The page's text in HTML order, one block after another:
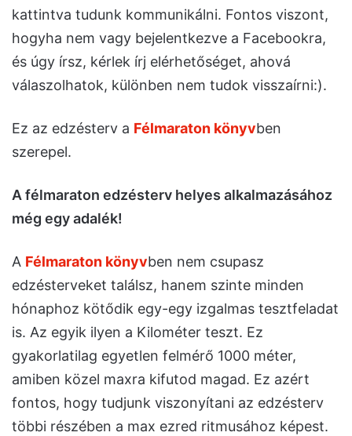
kattintva tudunk kommunikálni. Fontos viszont,
hogyha nem vagy bejelentkezve a Facebookra,
és úgy írsz, kérlek írj elérhetőséget, ahová
válaszolhatok, különben nem tudok visszaírni:).
Ez az edzésterv a Félmaraton könyvben
szerepel.
A félmaraton edzésterv helyes alkalmazásához
még egy adalék!
A Félmaraton könyvben nem csupasz
edzésterveket találsz, hanem szinte minden
hónaphoz kötődik egy-egy izgalmas tesztfeladat
is. Az egyik ilyen a Kilométer teszt. Ez
gyakorlatilag egyetlen felmérő 1000 méter,
amiben közel maxra kifutod magad. Ez azért
fontos, hogy tudjunk viszonyítani az edzésterv
többi részében a max ezred ritmusához képest.